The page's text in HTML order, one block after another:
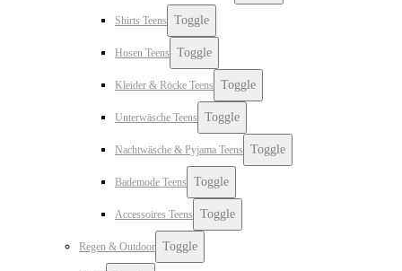
Shirts Teens Toggle
Hosen Teens Toggle
Kleider & Röcke Teens Toggle
Unterwäsche Teens Toggle
Nachtwäsche & Pyjama Teens Toggle
Bademode Teens Toggle
Accessoires Teens Toggle
Regen & Outdoor Toggle